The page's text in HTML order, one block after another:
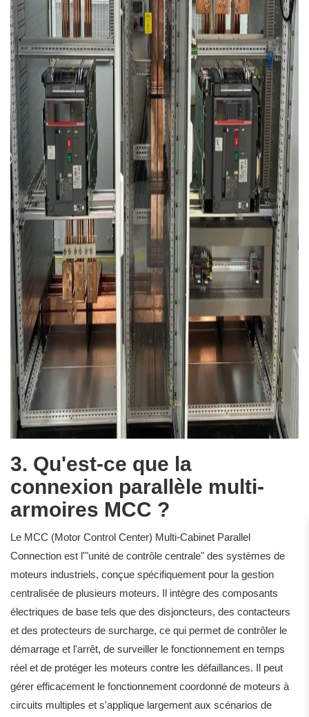
3. Qu'est-ce que la
connexion parallèle multi-
armoires MCC ?
Le MCC (Motor Control Center) Multi-Cabinet Parallel
Connection est l'"unité de contrôle centrale" des systèmes de
moteurs industriels, conçue spécifiquement pour la gestion
centralisée de plusieurs moteurs. Il intègre des composants
électriques de base tels que des disjoncteurs, des contacteurs
et des protecteurs de surcharge, ce qui permet de contrôler le
démarrage et l'arrêt, de surveiller le fonctionnement en temps
réel et de protéger les moteurs contre les défaillances. Il peut
gérer efficacement le fonctionnement coordonné de moteurs à
circuits multiples et s'applique largement aux scénarios de